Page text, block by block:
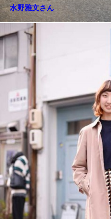
水野雅文さん
本屋篤史さん
きくちみゆきさん